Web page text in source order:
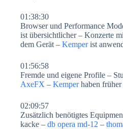
01:38:30
Browser und Performance
ist übersichtlicher – Konzerte
dem Gerät – Kemperist
01:56:58
Fremde und eigene Profile –
AxeFX – Kemperhaben früher
02:09:57
Zusätzlich benötigtes
kacke – db opera md-12 –